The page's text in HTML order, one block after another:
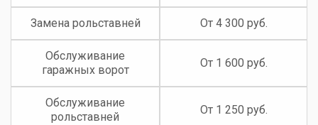
Замена рольставней От 4 300 руб.
Обслуживание
гаражных ворот
От 1 600 руб.
Обслуживание
рольставней
От 1 250 руб.